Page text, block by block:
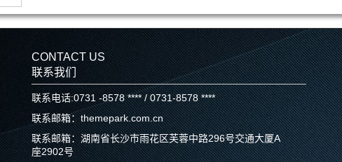
CONTACT US
联系我们
联系电话:0731 -8578 **** / 0731-8578 ****
联系邮箱：themepark.com.cn
联系邮箱：湖南省长沙市雨花区芙蓉中路296号交通大厦A
座2902号